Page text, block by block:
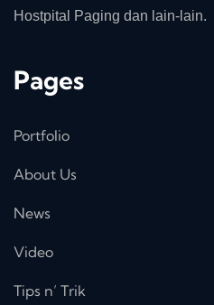
Hostpital Paging dan lain-lain.
Pages
Portfolio
About Us
News
Video
Tips n’ Trik